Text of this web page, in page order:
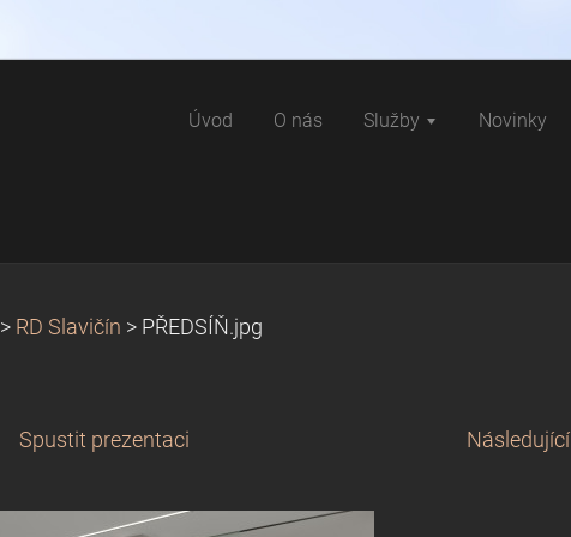
Úvod O nás Služby Novinky
> RD Slavičín > PŘEDSÍŇ.jpg
Spustit prezentaci Následující